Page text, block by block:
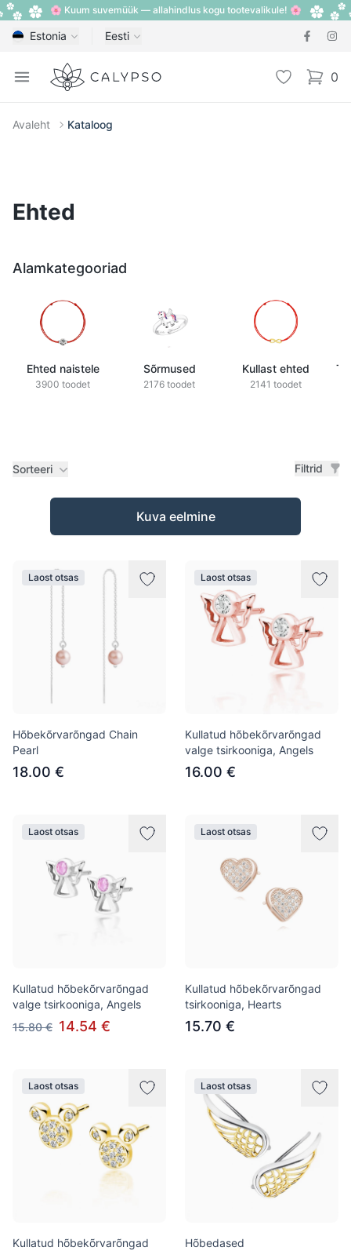
🌸 Kuum suvemüük — allahindlus kogu tootevalikule! 🌸
Estonia Eesti
Open menu
Calypso Lemmik 0
items
Avaleht Kataloog
Ehted
Alamkategooriad
Ehted naistele
3900 toodet
Sõrmused
2176 toodet
Kullast ehted
2141 toodet
Sorteeri Filtrid
Tooted
Kuva eelmine
Laost otsas
Hõbekõrvarõngad Chain
Pearl
18.00 €
Laost otsas
Kullatud hõbekõrvarõngad
valge tsirkooniga, Angels
16.00 €
Laost otsas
Kullatud hõbekõrvarõngad
valge tsirkooniga, Angels
15.80 € 14.54 €
Laost otsas
Kullatud hõbekõrvarõngad
tsirkooniga, Hearts
15.70 €
Laost otsas
Kullatud hõbekõrvarõngad
Laost otsas
Hõbedased